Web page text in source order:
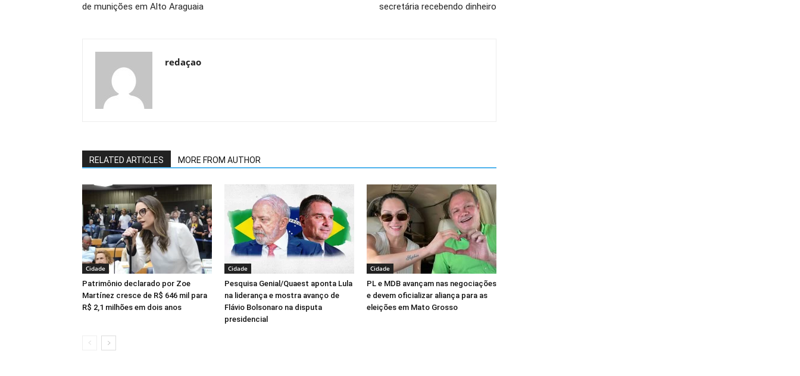
de munições em Alto Araguaia
secretária recebendo dinheiro⁠
redaçao
RELATED ARTICLES MORE FROM AUTHOR
Cidade
Patrimônio declarado por Zoe
Martínez cresce de R$ 646 mil para
R$ 2,1 milhões em dois anos
Cidade
Pesquisa Genial/Quaest aponta Lula
na liderança e mostra avanço de
Flávio Bolsonaro na disputa
presidencial
Cidade
PL e MDB avançam nas negociações
e devem oficializar aliança para as
eleições em Mato Grosso